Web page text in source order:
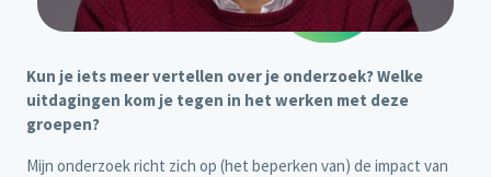
Kun je iets meer vertellen over je onderzoek? Welke
uitdagingen kom je tegen in het werken met deze
groepen?
Mijn onderzoek richt zich op (het beperken van) de impact van